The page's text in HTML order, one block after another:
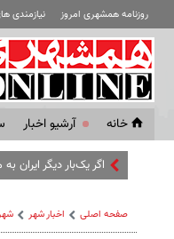
روزنامه همشهری امروز نیازمندی
خانه آرشیو اخبار
اگر یک‌بار دیگر ایران
صفحه اصلی اخبار شهر